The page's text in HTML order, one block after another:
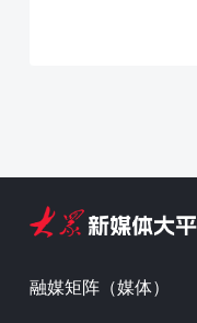
融媒矩阵（媒体）